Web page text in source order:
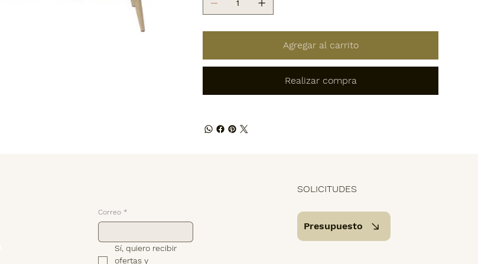
Agregar al carrito
Realizar compra
Correo *
Sí, quiero recibir
ofertas y
SOLICITUDES
Presupuesto